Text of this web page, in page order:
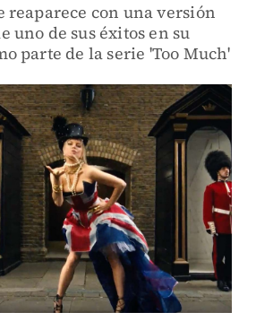
reaparece con una versión
uno de sus éxitos en su
parte de la serie 'Too Much'